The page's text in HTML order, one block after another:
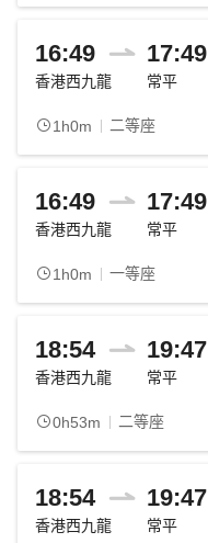
16:49 17:49
香港西九龍 常平
1h0m 二等座
16:49 17:49
香港西九龍 常平
1h0m 一等座
18:54 19:47
香港西九龍 常平
0h53m 二等座
18:54 19:47
香港西九龍 常平